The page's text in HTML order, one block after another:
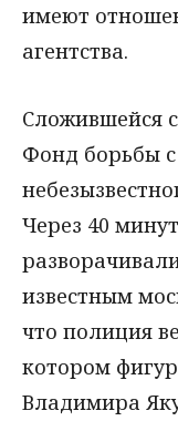
имеют
агентства.
Сложившейся
Фонд борьбы
Через 40
известным
что полиция
котором
Владимира